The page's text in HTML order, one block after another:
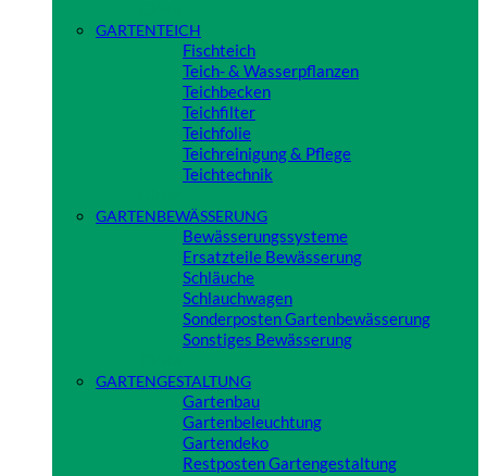
GARTENTEICH
Fischteich
Teich- & Wasserpflanzen
Teichbecken
Teichfilter
Teichfolie
Teichreinigung & Pflege
Teichtechnik
GARTENBEWÄSSERUNG
Bewässerungssysteme
Ersatzteile Bewässerung
Schläuche
Schlauchwagen
Sonderposten Gartenbewässerung
Sonstiges Bewässerung
GARTENGESTALTUNG
Gartenbau
Gartenbeleuchtung
Gartendeko
Restposten Gartengestaltung